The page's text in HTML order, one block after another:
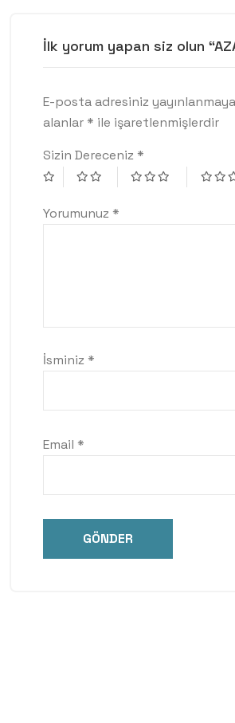
İlk yorum yapan siz olun
E-posta adresiniz
alanlar* ile işaretlenmişlerdir
Sizin Dereceniz *
Yorumunuz *
İsminiz *
Email *